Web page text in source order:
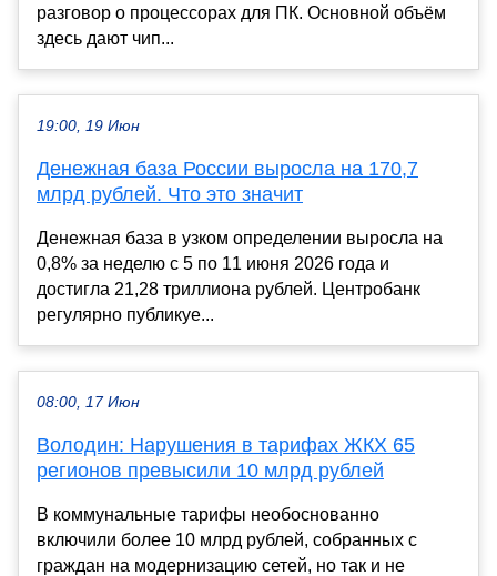
разговор о процессорах для ПК. Основной объём
здесь дают чип...
19:00, 19 Июн
Денежная база России выросла на 170,7
млрд рублей. Что это значит
Денежная база в узком определении выросла на
0,8% за неделю с 5 по 11 июня 2026 года и
достигла 21,28 триллиона рублей. Центробанк
регулярно публикуе...
08:00, 17 Июн
Володин: Нарушения в тарифах ЖКХ 65
регионов превысили 10 млрд рублей
В коммунальные тарифы необоснованно
включили более 10 млрд рублей, собранных с
граждан на модернизацию сетей, но так и не